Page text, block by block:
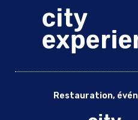
Restauration,